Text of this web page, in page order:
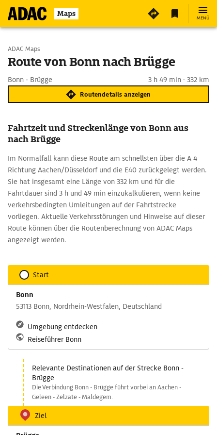
Maps MENÜ
Start wählen
ADAC Maps
Route von Bonn nach Brügge
Bonn - Brügge 3 h 49 min · 332 km
Routendetails anzeigen
Fahrtzeit und Streckenlänge von Bonn aus
nach Brügge
Im Normalfall kann diese Route am schnellsten über die A 4
Richtung Aachen/Düsseldorf und die E40 zurückgelegt werden.
Sie hat insgesamt eine Länge von 332 km und für die
Fahrtdauer sind 3 h und 49 min einzukalkulieren, wenn keine
verkehrsbedingten Umleitungen auf der Fahrtstrecke
vorliegen. Aktuelle Verkehrsstörungen und Hinweise auf dieser
Route können über die Routenberechnung von ADAC Maps
angezeigt werden.
Start
Bonn
53113 Bonn, Nordrhein-Westfalen, Deutschland
Umgebung entdecken
Reiseführer Bonn
Relevante Destinationen auf der Strecke Bonn -
Brügge
Die Verbindung Bonn - Brügge führt vorbei an Aachen -
Geleen - Zelzate - Maldegem.
Ziel